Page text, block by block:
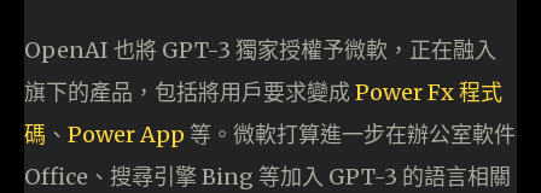
OpenAI 也將 GPT-3 獨家授權予微軟，正在融入
旗下的產品，包括將用戶要求變成 Power Fx 程式
碼 、 Power App 等。微軟打算進一步在辦公室軟件
Office、搜尋引擎 Bing 等加入 GPT-3 的語言相關